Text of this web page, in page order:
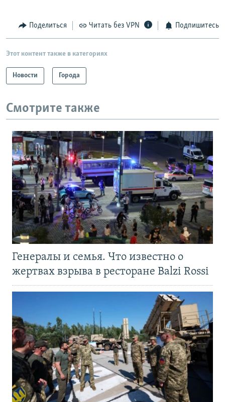
Поделиться Читать без VPN Подпишитесь
Этот контент также в категориях
Новости Города
Смотрите также
Генералы и семья. Что известно о
жертвах взрыва в ресторане Balzi Rossi